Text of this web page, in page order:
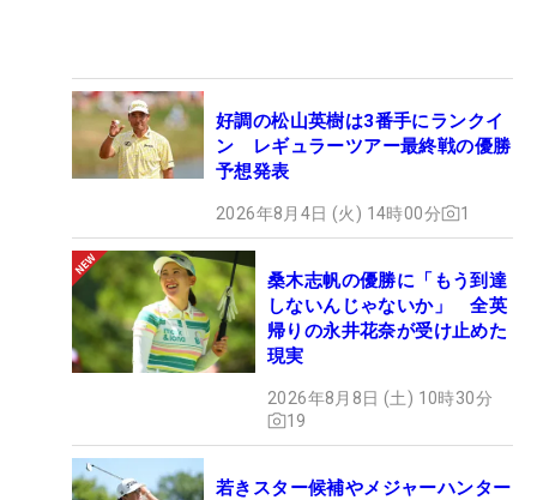
好調の松山英樹は3番手にランクイ
ン レギュラーツアー最終戦の優勝
予想発表
2026年8月4日 (火) 14時00分 1
桑木志帆の優勝に「もう到達
しないんじゃないか」 全英
帰りの永井花奈が受け止めた
現実
2026年8月8日 (土) 10時30分
19
若きスター候補やメジャーハンター